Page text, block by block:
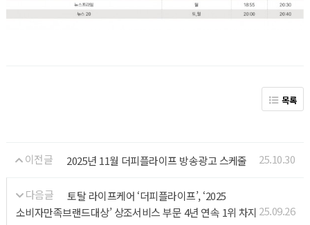
목록
이전글 2025년 11월 더피플라이프 방송광고 스케줄 25.10.30
다음글
토탈 라이프케어 ‘더피플라이프’, ‘2025
소비자만족브랜드대상’ 상조서비스 부문 4년 연속 1위 차지 25.09.26